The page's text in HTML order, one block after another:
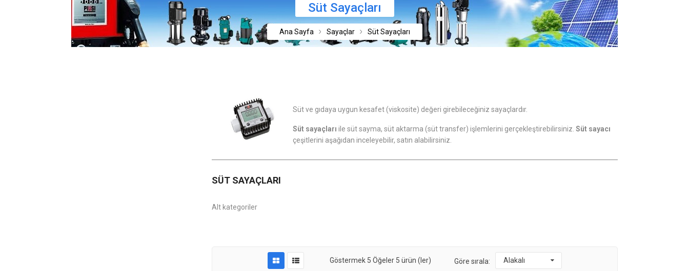
Süt Sayaçları
Ana Sayfa Sayaçlar Süt Sayaçları
Süt ve gıdaya uygun kesafet (viskosite) değeri girebileceğiniz sayaçlardır.
Süt sayaçları ile süt sayma, süt aktarma (süt transfer) işlemlerini gerçekleştirebilirsiniz.Süt sayacı
çeşitlerini aşağıdan inceleyebilir, satın alabilirsiniz.
SÜT SAYAÇLARI
Alt kategoriler
Göstermek 5 Öğeler 5 ürün (ler) Göre sırala: Alakalı